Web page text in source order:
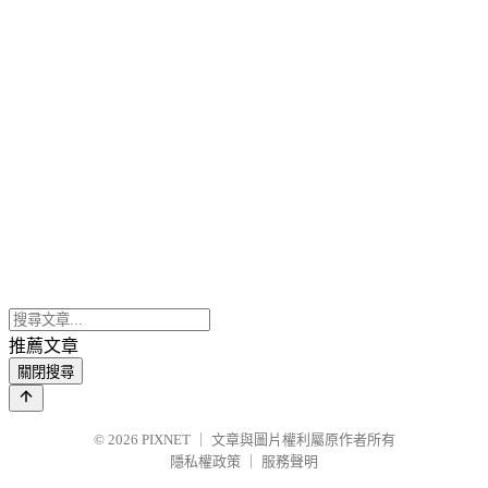
推薦文章
關閉搜尋
© 2026 PIXNET
文章與圖片權利屬原作者所有
隱私權政策
服務聲明